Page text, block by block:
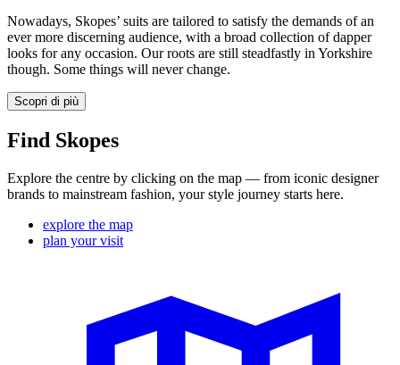
Nowadays, Skopes’ suits are tailored to satisfy the demands of an
ever more discerning audience, with a broad collection of dapper
looks for any occasion. Our roots are still steadfastly in Yorkshire
though. Some things will never change.
Scopri di più
Find Skopes
Explore the centre by clicking on the map — from iconic designer
brands to mainstream fashion, your style journey starts here.
explore the map
plan your visit